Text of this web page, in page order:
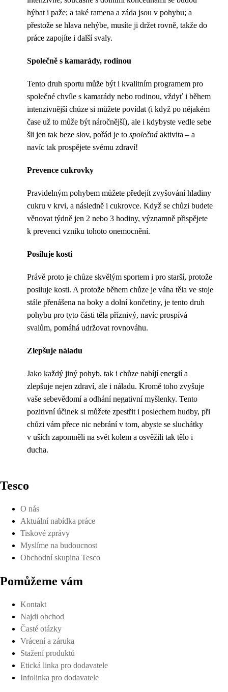
hýbat i paže; a také ramena a záda jsou v pohybu; a
přestože se hlava nehýbe, musíte ji držet rovně, takže do
práce zapojíte i další svaly.
Společně s kamarády, rodinou
Tento druh sportu může být i kvalitním programem pro
společné chvíle s kamarády nebo rodinou, vždyť i během
intenzivnější chůze si můžete povídat (i když po nějakém
čase už to může být náročnější), ale i kdybyste vedle sebe
šli jen tak beze slov, pořád je to společná aktivita – a
navíc tak prospějete svému zdraví!
Prevence cukrovky
Pravidelným pohybem můžete předejít zvyšování hladiny
cukru v krvi, a následně i cukrovce. Když se chůzi budete
věnovat týdně jen 2 nebo 3 hodiny, významně přispějete
k prevenci vzniku tohoto onemocnění.
Posiluje kosti
Právě proto je chůze skvělým sportem i pro starší, protože
posiluje kosti. A protože během chůze je váha těla ve stoje
stále přenášena na boky a dolní končetiny, je tento druh
pohybu pro tyto části těla příznivý, navíc prospívá
svalům, pomáhá udržovat rovnováhu.
Zlepšuje náladu
Jako každý jiný pohyb, tak i chůze nabíjí energií a
zlepšuje nejen zdraví, ale i náladu. Kromě toho zvyšuje
vaše sebevědomí a odhání negativní myšlenky. Tento
pozitivní účinek si můžete zpestřit i poslechem hudby, při
chůzi vám přece nic nebrání v tom, abyste se sluchátky
v uších zapomněli na svět kolem a osvěžili tak tělo i
ducha.
Tesco
O nás
Aktuální nabídka práce
Tiskové zprávy
Myslíme na budoucnost
Obchodní skupina Tesco
Pomůžeme vám
Kontakt
Najdi obchod
Časté otázky
Vrácení a záruka
Stažení produktů
Etická linka pro dodavatele
Infolinka pro dodavatele